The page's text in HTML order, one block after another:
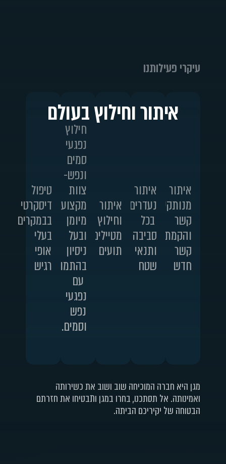
איתור וחילוץ בעולם
עיקרי פעילותנו
איתור
מנותקי
קשר
והקמת
קשר
חדש
איתור
נעדרים
בכל
סביבה
ותנאי
שטח
איתור
וחילוץ
מטיילים
תועים
חילוץ
נפגעי
סמים
ונפש-
צוות
מקצועי,
מיומן
ובעל
ניסיון
בהתמודדות
עם
נפגעי
נפש
וסמים.
טיפול
דיסקרטי
בבמקרים
בעלי
אופי
רגיש
מגן היא חברה המוכיחה שוב ושוב את כשירותה
ואמינותה. אל תסתכנו, בחרו במגן ותבטיחו את חזרתם
הבטוחה של יקיריכם הביתה.